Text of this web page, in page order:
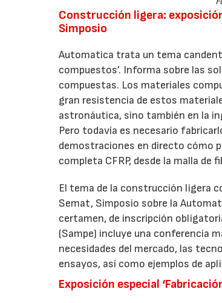
Construcción ligera:
Simposio
Automatica trata un tema
compuestos’. Informa sobre las
compuestas. Los materiales
gran resistencia de estos
astronáutica, sino también en la
Pero todavía es necesario
demostraciones en directo cómo
completa CFRP, desde la malla de
El tema de la construcción ligera
Semat, Simposio sobre la
certamen, de inscripción
(Sampe) incluye una conferencia
necesidades del mercado, las
ensayos, así como ejemplos de
Exposición especial